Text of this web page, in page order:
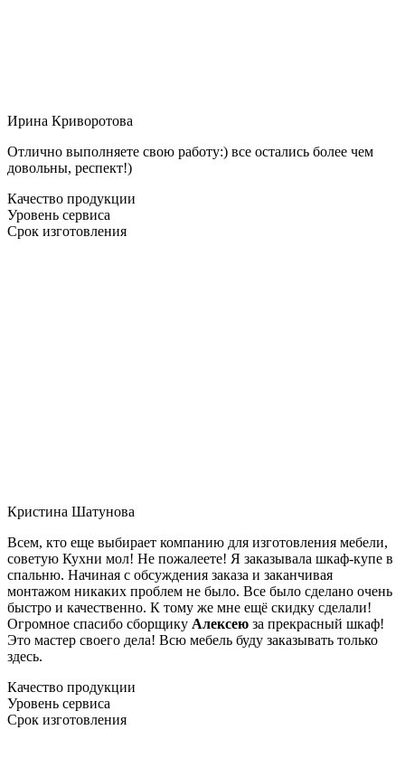
Ирина Криворотова
Отлично выполняете свою работу:) все остались более чем
довольны, респект!)
Качество продукции
Уровень сервиса
Срок изготовления
Кристина Шатунова
Всем, кто еще выбирает компанию для изготовления мебели,
советую Кухни мол! Не пожалеете! Я заказывала шкаф-купе в
спальню. Начиная с обсуждения заказа и заканчивая
монтажом никаких проблем не было. Все было сделано очень
быстро и качественно. К тому же мне ещё скидку сделали!
Огромное спасибо сборщику Алексею за прекрасный шкаф!
Это мастер своего дела! Всю мебель буду заказывать только
здесь.
Качество продукции
Уровень сервиса
Срок изготовления